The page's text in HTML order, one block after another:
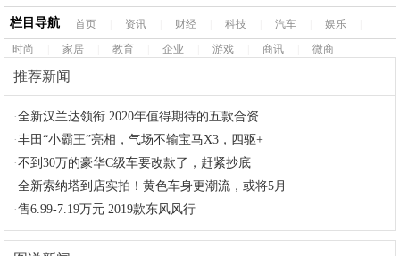
栏目导航 首页 资讯 财经 科技 汽车 娱乐
时尚
家居 教育 企业 游戏 商讯 微商
推荐新闻
·全新汉兰达领衔 2020年值得期待的五款合资
·丰田“小霸王”亮相，气场不输宝马X3，四驱+
·不到30万的豪华C级车要改款了，赶紧抄底
·全新索纳塔到店实拍！黄色车身更潮流，或将5月
·售6.99-7.19万元 2019款东风风行